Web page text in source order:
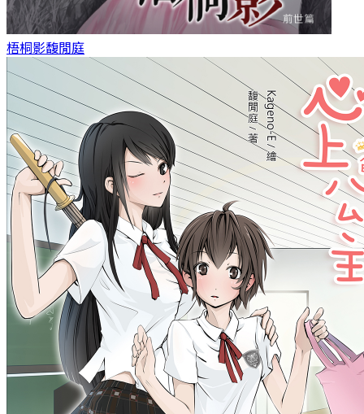
梧桐影馥閒庭